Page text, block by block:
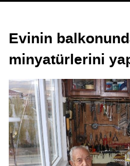
Evinin
minyatürlerini